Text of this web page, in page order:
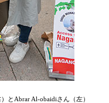
とAbrar Al-obaidiさん（左）